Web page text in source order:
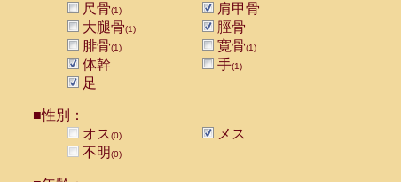
尺骨(1)
肩甲骨
大腿骨(1)
脛骨
腓骨(1) 寛骨(1)
体幹 手(1)
足
■性別：
オス(0)
メス
不明(0)